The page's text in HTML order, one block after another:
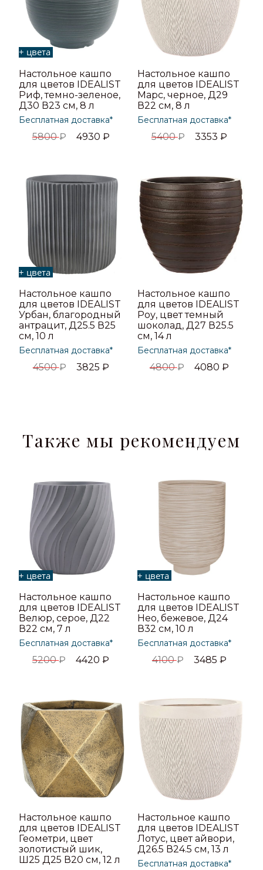
+ цвета
Настольное кашпо
для цветов IDEALIST
Риф, темно-зеленое,
Д30 В23 см, 8 л
Бесплатная доставка*
5800₽ 4930 ₽
Настольное кашпо
для цветов IDEALIST
Марс, черное, Д29
В22 см, 8 л
Бесплатная доставка*
5400₽ 3353 ₽
+ цвета
Настольное кашпо
для цветов IDEALIST
Урбан, благородный
антрацит, Д25.5 В25
см, 10 л
Бесплатная доставка*
4500₽ 3825 ₽
Настольное кашпо
для цветов IDEALIST
Роу, цвет темный
шоколад, Д27 В25.5
см, 14 л
Бесплатная доставка*
4800₽ 4080 ₽
Также мы рекомендуем
+ цвета
Настольное кашпо
для цветов IDEALIST
Велюр, серое, Д22
В22 см, 7 л
Бесплатная доставка*
5200₽ 4420₽
+ цвета
Настольное кашпо
для цветов IDEALIST
Нео, бежевое, Д24
В32 см, 10 л
Бесплатная доставка*
4100₽ 3485 ₽
Настольное кашпо
для цветов IDEALIST
Геометри, цвет
золотистый шик,
Ш25 Д25 В20 см, 12 л
Настольное кашпо
для цветов IDEALIST
Лотус, цвет айвори,
Д26.5 В24.5 см, 13 л
Бесплатная доставка*